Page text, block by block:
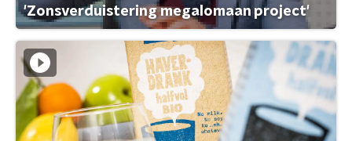
'Zonsverduistering megalomaan project'